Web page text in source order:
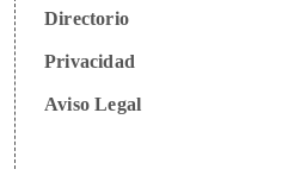
Directorio
Privacidad
Aviso Legal